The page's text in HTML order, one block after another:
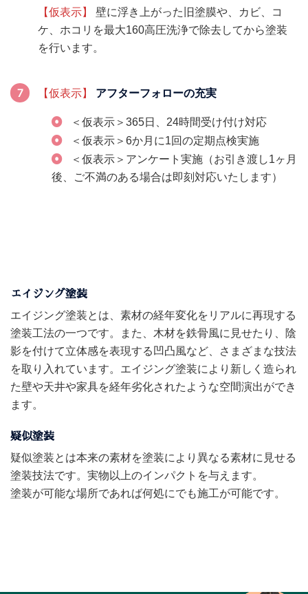
【仮表示】
壁に浮き上がった旧塗膜や、カビ、コ
ケ、ホコリを最大160高圧洗浄で除去してから塗装
を行います。
【仮表示】 アフターフォローの充実
＜仮表示＞365日、24時間受け付け対応
＜仮表示＞6か月に1回の定期点検実施
＜仮表示＞アンケート実施（お引き渡し1ヶ月
後、ご不満のある場合は即刻対応いたします）
エイジング塗装
エイジング塗装とは、素材の経年変化をリアルに再現する
塗装工法の一つです。また、木材を鉄骨風に見せたり、陰
影を付けて立体感を表現する凹凸風など、さまざまな技法
を取り入れています。エイジング塗装により新しく造られ
た壁や天井や家具を経年劣化されたような空間演出ができ
ます。
疑似塗装
疑似塗装とは本来の素材を塗装により異なる素材に見せる
塗装技法です。実物以上のインパクトを与えます。
塗装が可能な場所であれば何処にでも施工が可能です。